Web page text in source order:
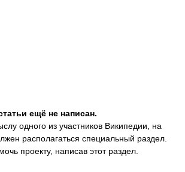
ещё не написан.
одного из участников Википедии, на
располагаться специальный раздел.
проекту, написав этот раздел.